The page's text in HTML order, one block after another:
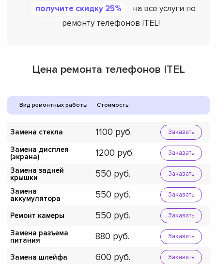
получите скидку 25%
на все услуги по
ремонту телефонов ITEL!
Цена ремонта телефонов ITEL
Вид ремонтных работы Стоимость
Замена стекла 1100 Заказать
Замена дисплея
(экрана)
1200 Заказать
Замена задней
крышки
550 Заказать
Замена
аккумулятора
550 Заказать
Ремонт камеры 550 Заказать
Замена разъема
питания
880 Заказать
Замена шлейфа 600 Заказать